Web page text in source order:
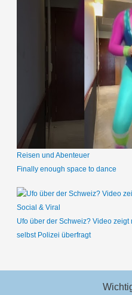
Reisen und Abenteuer
Finally enough space to dance
Social & Viral
Ufo über der Schweiz? Video
selbst Polizei überfragt